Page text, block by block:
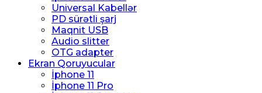
Universal Kabellər
PD sürətli şarj
Maqnit USB
Audio slitter
OTG adapter
Ekran Qoruyucular
İphone 11
İphone 11 Pro